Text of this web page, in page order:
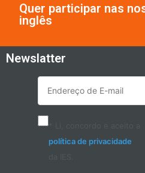
Quer participar nas
inglês
Newslatter
política de privacidade